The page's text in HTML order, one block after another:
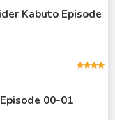
Kabuto Episode
00-01